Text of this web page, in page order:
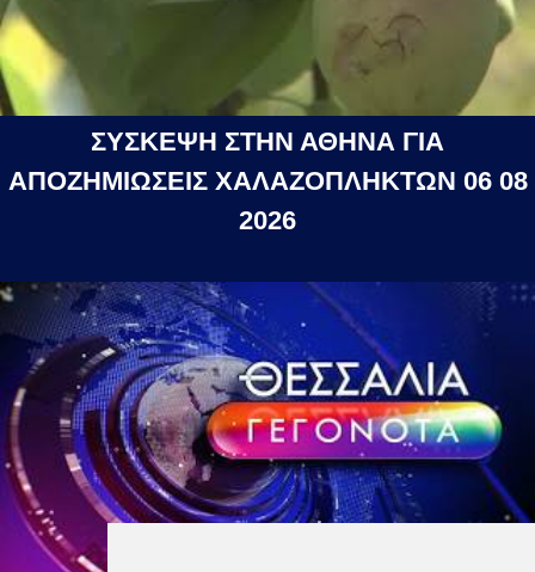
ΣΥΣΚΕΨΗ ΣΤΗΝ ΑΘΗΝΑ ΓΙΑ
ΑΠΟΖΗΜΙΩΣΕΙΣ ΧΑΛΑΖΟΠΛΗΚΤΩΝ 06 08
2026